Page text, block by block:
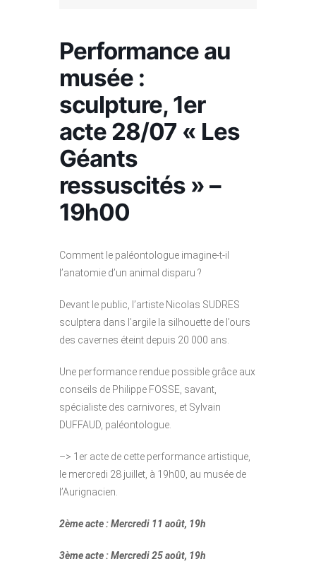
Performance au
musée :
sculpture, 1er
acte 28/07 « Les
Géants
ressuscités » –
19h00
Comment le paléontologue imagine-t-il
l’anatomie d’un animal disparu ?
Devant le public, l’artiste Nicolas SUDRES
sculptera dans l’argile la silhouette de l’ours
des cavernes éteint depuis 20 000 ans.
Une performance rendue possible grâce aux
conseils de Philippe FOSSE, savant,
spécialiste des carnivores, et Sylvain
DUFFAUD, paléontologue.
–> 1er acte de cette performance artistique,
le mercredi 28 juillet, à 19h00, au musée de
l’Aurignacien.
2ème acte : Mercredi 11 août, 19h
3ème acte : Mercredi 25 août, 19h